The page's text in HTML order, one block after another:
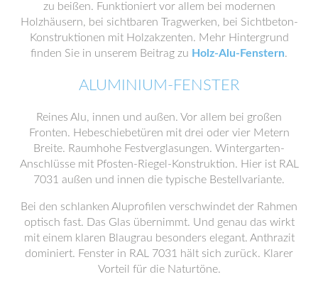
zu beißen. Funktioniert vor allem bei modernen
Holzhäusern, bei sichtbaren Tragwerken, bei Sichtbeton-
Konstruktionen mit Holzakzenten. Mehr Hintergrund
finden Sie in unserem Beitrag zu Holz-Alu-Fenstern.
ALUMINIUM-FENSTER
Reines Alu, innen und außen. Vor allem bei großen
Fronten. Hebeschiebetüren mit drei oder vier Metern
Breite. Raumhohe Festverglasungen. Wintergarten-
Anschlüsse mit Pfosten-Riegel-Konstruktion. Hier ist RAL
7031 außen und innen die typische Bestellvariante.
Bei den schlanken Aluprofilen verschwindet der Rahmen
optisch fast. Das Glas übernimmt. Und genau das wirkt
mit einem klaren Blaugrau besonders elegant. Anthrazit
dominiert. Fenster in RAL 7031 hält sich zurück. Klarer
Vorteil für die Naturtöne.